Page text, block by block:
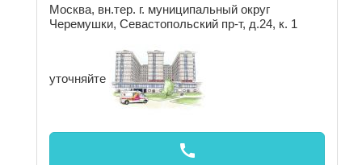
Москва, вн.тер. г. муниципальный округ
Черемушки, Севастопольский пр-т, д.24, к. 1
уточняйте
call